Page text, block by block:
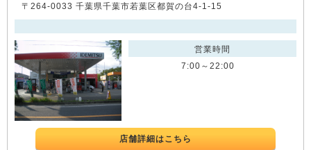
〒264-0033 千葉県千葉市若葉区都賀の台4-1-15
営業時間
7:00～22:00
店舗詳細はこちら